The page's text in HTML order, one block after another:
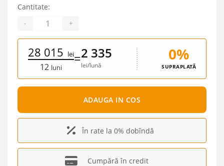
Cantitate:
- +
28 015 lei
12 luni
=2 335
lei/lună
0%
SUPRAPLATĂ
ADAUGA IN COS
În rate la 0% dobîndă
Cumpără în credit